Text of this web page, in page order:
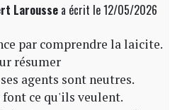
Laroussea écrit le 12/05/2026
par comprendre la laicite.
résumer
agents sont neutres.
font ce qu'ils veulent.